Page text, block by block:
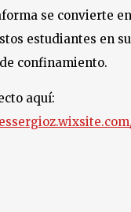
se convierte
estudiantes en
confinamiento.
aquí: